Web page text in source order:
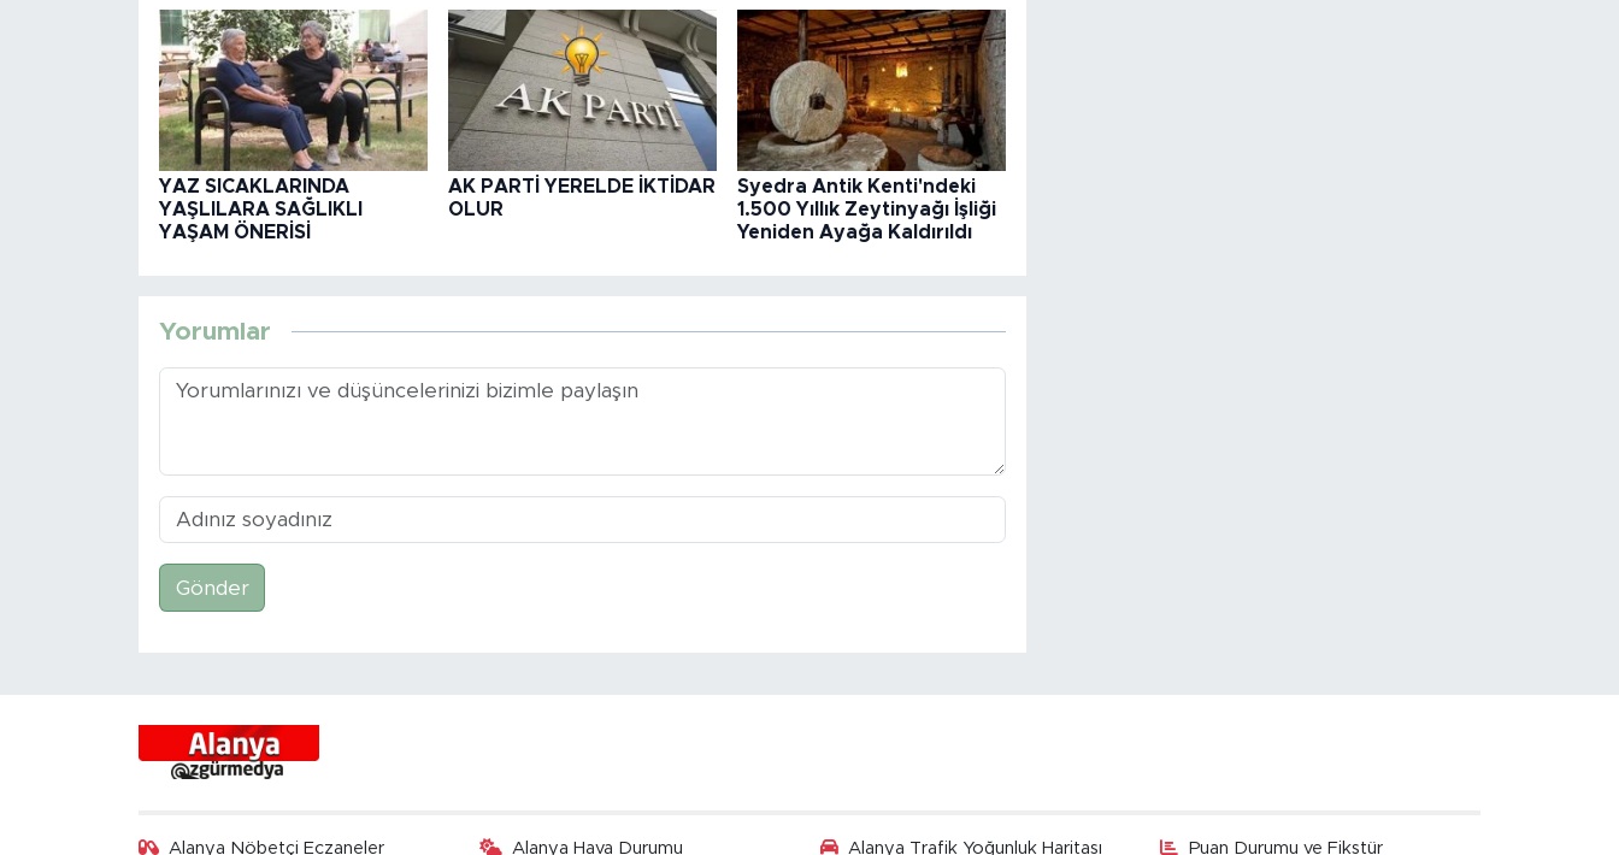
YAZ SICAKLARINDA
YAŞLILARA SAĞLIKLI
YAŞAM ÖNERİSİ
AK PARTİ YERELDE İKTİDAR
OLUR
Syedra Antik Kenti'ndeki
1.500 Yıllık Zeytinyağı İşliği
Yeniden Ayağa Kaldırıldı
Yorumlar
Gönder
Alanya Nöbetçi Eczaneler Alanya Hava Durumu Alanya Trafik Yoğunluk Haritası Puan Durumu ve Fikstür